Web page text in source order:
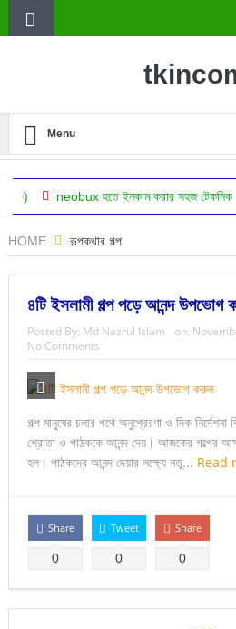
Menu
হতে ইনকাম করার সহজ টেকনিক
HOME রূপকথার গল্প
৪টি ইসলামী গল্প পড়ে আনন্দ উপভোগ
Posted By: Md Nazrul Islam on:
No Comments
গল্প মানুষের চলার পথে অনুপ্রেরণা ও দিক
শ্রোতা ও পাঠককে আনন্দ দেয়। আজকের গল্পের
হল। পাঠকদের আনন্দ দেয়ার লক্ষ্যে নতু... Read
Share
0
Tweet
0
Share
0